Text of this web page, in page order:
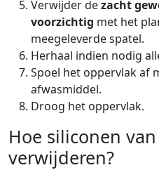
Verwijder dezacht
voorzichtig met het
meegeleverde spatel.
Herhaal indien nodig
Spoel het oppervlak af
afwasmiddel.
Droog het oppervlak.
Hoe siliconen
verwijderen?